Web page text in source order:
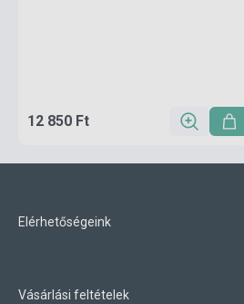
12 850 Ft
Elérhetőségeink
Vásárlási feltételek